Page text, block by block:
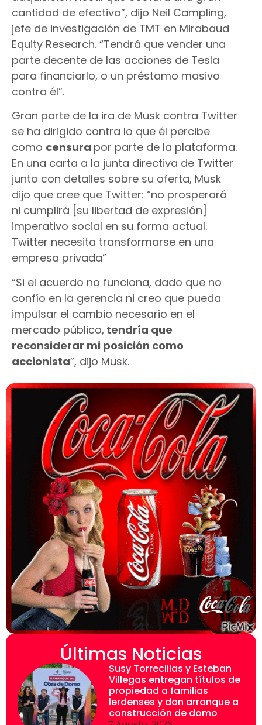
cantidad de efectivo”, dijo Neil Campling,
jefe de investigación de TMT en Mirabaud
Equity Research. “Tendrá que vender una
parte decente de las acciones de Tesla
para financiarlo, o un préstamo masivo
contra él”.
Gran parte de la ira de Musk contra Twitter
se ha dirigido contra lo que él percibe
como censura por parte de la plataforma.
En una carta a la junta directiva de Twitter
junto con detalles sobre su oferta, Musk
dijo que cree que Twitter: “no prosperará
ni cumplirá [su libertad de expresión]
imperativo social en su forma actual.
Twitter necesita transformarse en una
empresa privada”
“Si el acuerdo no funciona, dado que no
confío en la gerencia ni creo que pueda
impulsar el cambio necesario en el
mercado público, tendría que
reconsiderar mi posición como
accionista”, dijo Musk.
Últimas Noticias
Susy Torrecillas y Esteban
Villegas entregan títulos de
propiedad a familias
lerdenses y dan arranque a
construcción de domo